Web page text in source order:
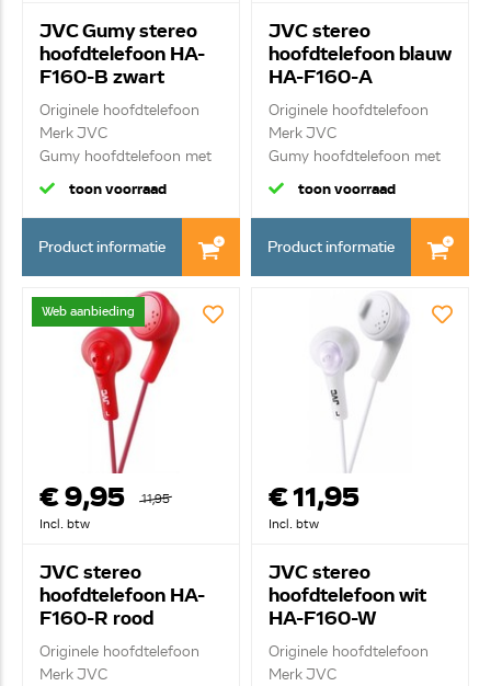
JVC Gumy stereo
hoofdtelefoon HA-
F160-B zwart
Originele hoofdtelefoon
Merk JVC
Gumy hoofdtelefoon met
ui...
toon voorraad
Product informatie
JVC stereo
hoofdtelefoon blauw
HA-F160-A
Originele hoofdtelefoon
Merk JVC
Gumy hoofdtelefoon met
ui...
toon voorraad
Product informatie
Web aanbieding
€ 9,95
11,95
Incl. btw
JVC stereo
hoofdtelefoon HA-
F160-R rood
Originele hoofdtelefoon
Merk JVC
€ 11,95
Incl. btw
JVC stereo
hoofdtelefoon wit
HA-F160-W
Originele hoofdtelefoon
Merk JVC